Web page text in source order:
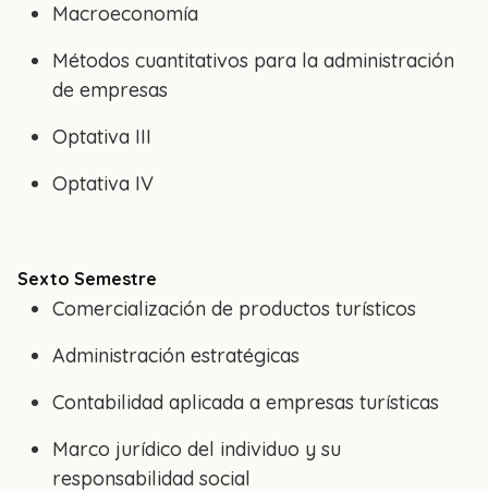
Macroeconomía
Métodos cuantitativos para la administración
de empresas
Optativa III
Optativa IV
Sexto Semestre
Comercialización de productos turísticos
Administración estratégicas
Contabilidad aplicada a empresas turísticas
Marco jurídico del individuo y su
responsabilidad social